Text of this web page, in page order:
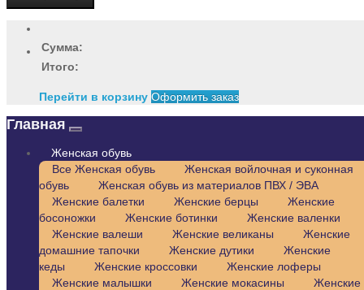
Сумма:
Итого:
Перейти в корзину Оформить заказ
Главная
Женская обувь
Все Женская обувь
Женская войлочная и суконная
обувь
Женская обувь из материалов ПВХ / ЭВА
Женские балетки
Женские берцы
Женские
босоножки
Женские ботинки
Женские валенки
Женские валеши
Женские великаны
Женские
домашние тапочки
Женские дутики
Женские
кеды
Женские кроссовки
Женские лоферы
Женские малышки
Женские мокасины
Женские